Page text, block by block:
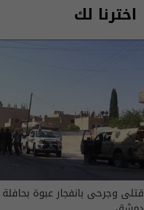
اخترنا لك
قتلى وجرحى بانفجار عبوة